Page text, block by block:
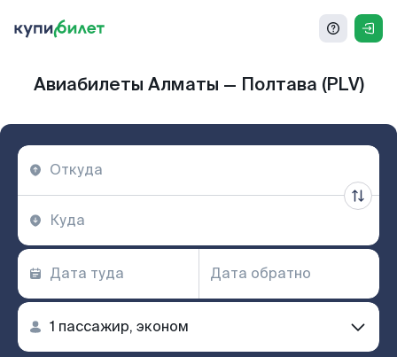
Авиабилеты Алматы — Полтава (PLV)